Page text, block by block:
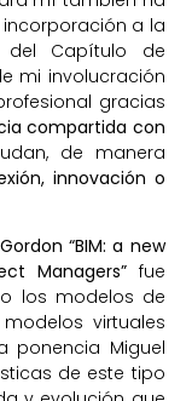
a la
del Capítulo de
mi involucración
gracias
compartida con
de manera
innovación o
“BIM: a new
Managers” fue
los modelos de
virtuales
ponencia Miguel
de este tipo